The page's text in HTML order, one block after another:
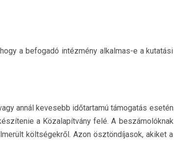
a befogadó intézmény alkalmas-e a kutatási
annál kevesebb időtartamú támogatás esetén
a Közalapítvány felé. A beszámolóknak
költségekről. Azon ösztöndíjasok, akiket a